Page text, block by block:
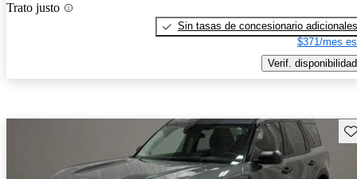
Trato justo
Sin tasas de concesionario adicionales
$371/mes
Verif. disponibilidad